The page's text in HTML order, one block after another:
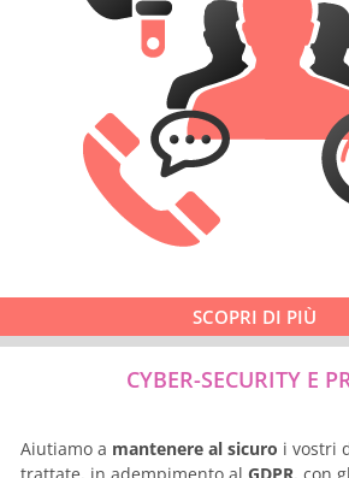
SCOPRI DI PIÙ
CYBER-SECURITY E
Aiutiamo a mantenere al sicuro i vostri